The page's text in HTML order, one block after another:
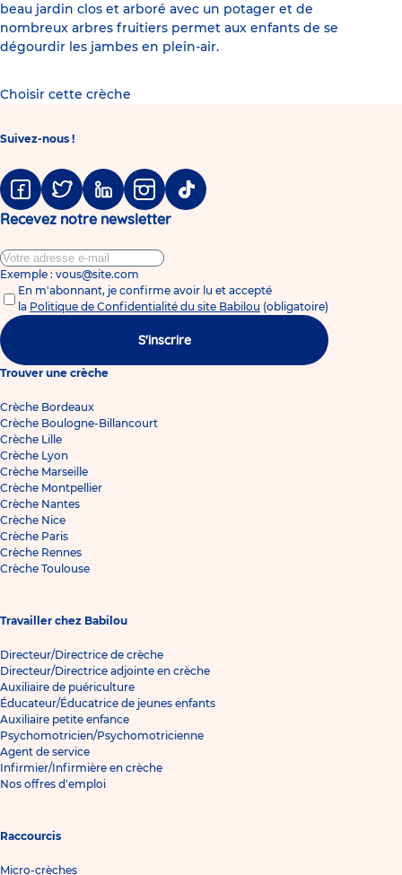
beau jardin clos et arboré avec un potager et de
nombreux arbres fruitiers permet aux enfants de se
dégourdir les jambes en plein-air.
Choisir cette crèche
Suivez-nous !
FacebookTwitter LinkedinInstagramTiktok
Recevez notre newsletter
Exemple : vous@site.com
En m'abonnant, je confirme avoir lu et accepté
la Politique de Confidentialité du site Babilou (obligatoire)
S'inscrire
Trouver une crèche
Crèche Bordeaux
Crèche Boulogne-Billancourt
Crèche Lille
Crèche Lyon
Crèche Marseille
Crèche Montpellier
Crèche Nantes
Crèche Nice
Crèche Paris
Crèche Rennes
Crèche Toulouse
Travailler chez Babilou
Directeur/Directrice de crèche
Directeur/Directrice adjointe en crèche
Auxiliaire de puériculture
Éducateur/Éducatrice de jeunes enfants
Auxiliaire petite enfance
Psychomotricien/Psychomotricienne
Agent de service
Infirmier/Infirmière en crèche
Nos offres d'emploi
Raccourcis
Micro-crèches